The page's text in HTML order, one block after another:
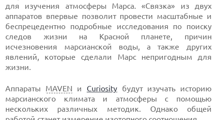
для изучения атмосферы Марса. «Связка» из двух
аппаратов впервые позволит провести масштабные и
беспрецедентно подробные исследования по поиску
следов жизни на Красной планете, причин
исчезновения марсианской воды, а также других
явлений, которые сделали Марс непригодным для
жизни.
Аппараты MAVEN и Curiosity будут изучать историю
марсианского климата и атмосферы с помощью
нескольких различных методик. Однако общей